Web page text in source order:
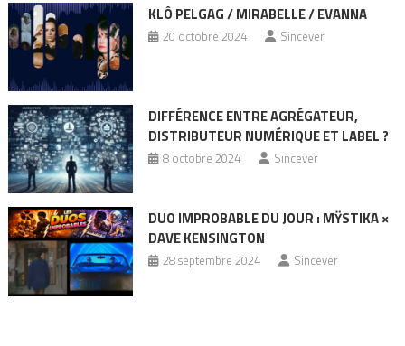
KLÔ PELGAG / MIRABELLE / EVANNA
20 octobre 2024 Sincever
DIFFÉRENCE ENTRE AGRÉGATEUR,
DISTRIBUTEUR NUMÉRIQUE ET LABEL ?
8 octobre 2024 Sincever
DUO IMPROBABLE DU JOUR : MŸSTIKA ×
DAVE KENSINGTON
28 septembre 2024 Sincever